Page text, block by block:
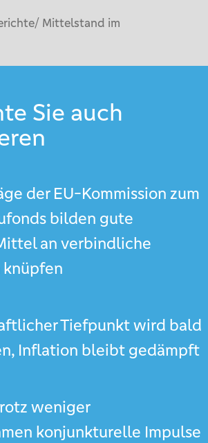
Mittelstand im
Sie auch
der EU-Kommission zum
bilden gute
an verbindliche
Tiefpunkt wird bald
Inflation bleibt gedämpft
weniger
konjunkturelle Impulse